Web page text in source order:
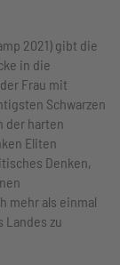
2021) gibt die
in die
Frau mit
Schwarzen
der harten
Eliten
Denken,
mehr als einmal
Landes zu